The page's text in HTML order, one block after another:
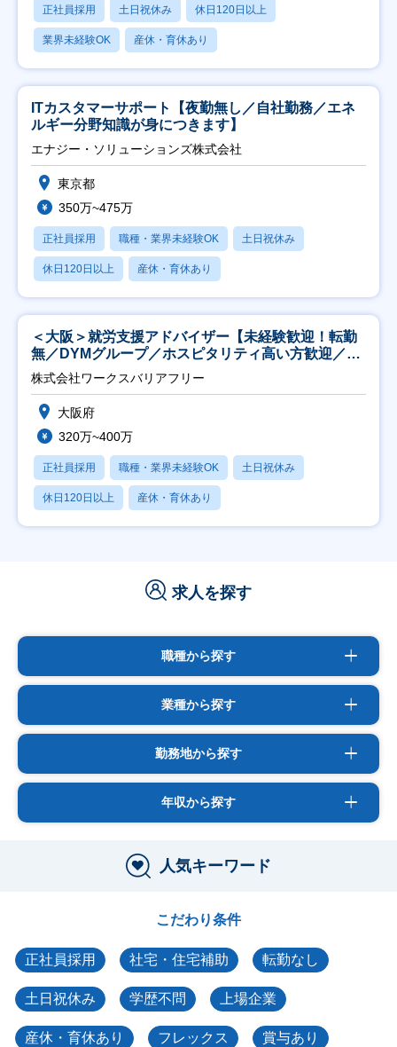
正社員採用 土日祝休み 休日120日以上
業界未経験OK 産休・育休あり
ITカスタマーサポート【夜勤無し／自社勤務／エネ
ルギー分野知識が身につきます】
エナジー・ソリューションズ株式会社
東京都
350万~475万
正社員採用 職種・業界未経験OK 土日祝休み
休日120日以上 産休・育休あり
＜大阪＞就労支援アドバイザー【未経験歓迎！転勤
無／DYMグループ／ホスピタリティ高い方歓迎／土
日祝】
株式会社ワークスバリアフリー
大阪府
320万~400万
正社員採用 職種・業界未経験OK 土日祝休み
休日120日以上 産休・育休あり
求人を探す
職種から探す
業種から探す
勤務地から探す
年収から探す
人気キーワード
こだわり条件
正社員採用 社宅・住宅補助 転勤なし
土日祝休み 学歴不問 上場企業
産休・育休あり フレックス 賞与あり